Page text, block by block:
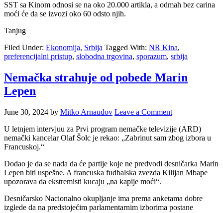
SST sa Kinom odnosi se na oko 20.000 artikla, a odmah bez carina
moći će da se izvozi oko 60 odsto njih.
Tanjug
Filed Under: Ekonomija, Srbija Tagged With: NR Kina,
preferencijalni pristup, slobodna trgovina, sporazum, srbija
Nemačka strahuje od pobede Marin
Lepen
June 30, 2024 by Mitko Arnaudov Leave a Comment
U letnjem intervjuu za Prvi program nemačke televizije (ARD)
nemački kancelar Olaf Šolc je rekao: „Zabrinut sam zbog izbora u
Francuskoj.“
Dodao je da se nada da će partije koje ne predvodi desničarka Marin
Lepen biti uspešne. A francuska fudbalska zvezda Kilijan Mbape
upozorava da ekstremisti kucaju „na kapije moći“.
Desničarsko Nacionalno okupljanje ima prema anketama dobre
izglede da na predstojećim parlamentarnim izborima postane